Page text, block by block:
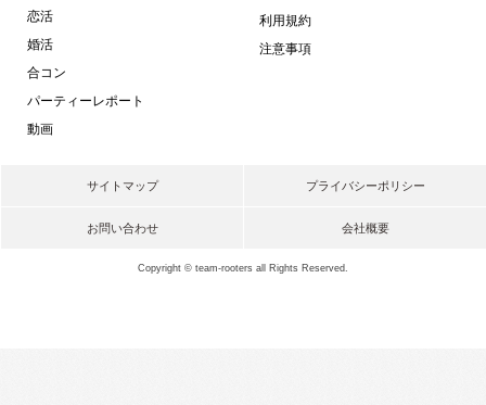
恋活
婚活
合コン
パーティーレポート
動画
利用規約
注意事項
サイトマップ プライバシーポリシー
お問い合わせ 会社概要
Copyright © team-rooters all Rights Reserved.